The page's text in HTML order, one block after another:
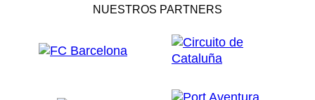
NUESTROS PARTNERS